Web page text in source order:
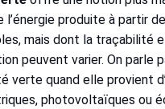
l’énergie produite à partir
mais dont la traçabilité
peuvent varier. On parle
verte quand elle provient
photovoltaïques ou